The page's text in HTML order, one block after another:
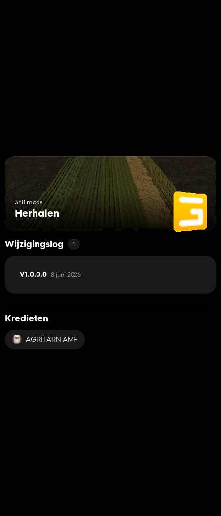
388 mods
Herhalen
Wijzigingslog 1
V1.0.0.0 8 juni 2026
Kredieten
AGRITARN AMF